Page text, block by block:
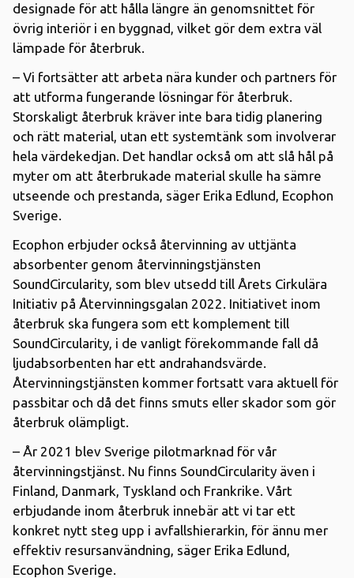
designade för att hålla längre än genomsnittet för
övrig interiör i en byggnad, vilket gör dem extra väl
lämpade för återbruk.
– Vi fortsätter att arbeta nära kunder och partners för
att utforma fungerande lösningar för återbruk.
Storskaligt återbruk kräver inte bara tidig planering
och rätt material, utan ett systemtänk som involverar
hela värdekedjan. Det handlar också om att slå hål på
myter om att återbrukade material skulle ha sämre
utseende och prestanda, säger Erika Edlund, Ecophon
Sverige.
Ecophon erbjuder också återvinning av uttjänta
absorbenter genom återvinningstjänsten
SoundCircularity, som blev utsedd till Årets Cirkulära
Initiativ på Återvinningsgalan 2022. Initiativet inom
återbruk ska fungera som ett komplement till
SoundCircularity, i de vanligt förekommande fall då
ljudabsorbenten har ett andrahandsvärde.
Återvinningstjänsten kommer fortsatt vara aktuell för
passbitar och då det finns smuts eller skador som gör
återbruk olämpligt.
– År 2021 blev Sverige pilotmarknad för vår
återvinningstjänst. Nu finns SoundCircularity även i
Finland, Danmark, Tyskland och Frankrike. Vårt
erbjudande inom återbruk innebär att vi tar ett
konkret nytt steg upp i avfallshierarkin, för ännu mer
effektiv resursanvändning, säger Erika Edlund,
Ecophon Sverige.